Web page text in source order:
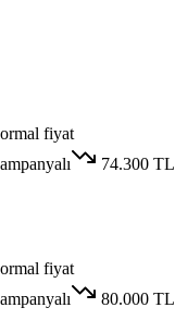
fiyat
74.300 TL
fiyat
80.000 TL